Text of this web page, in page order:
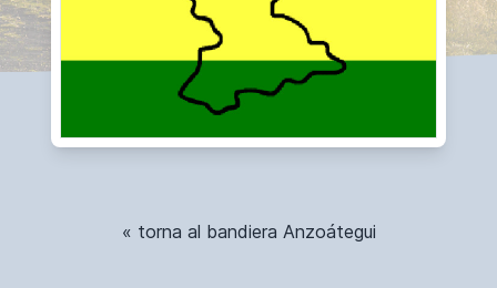
« torna al bandiera Anzoátegui